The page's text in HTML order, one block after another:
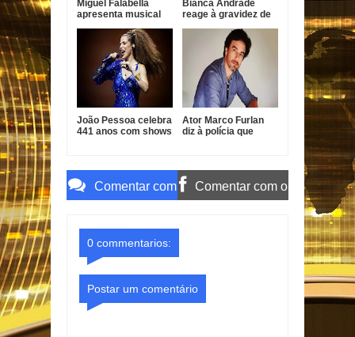
Miguel Falabella
apresenta musical
Gilberto Gil
Bianca Andrade
reage à gravidez de
já ama o bebê
João Pessoa celebra
441 anos com shows
Ator Marco Furlan
diz à polícia que
de vulnerável
Comentar com Comentar com o
0 commentarios:
Postar um comentário